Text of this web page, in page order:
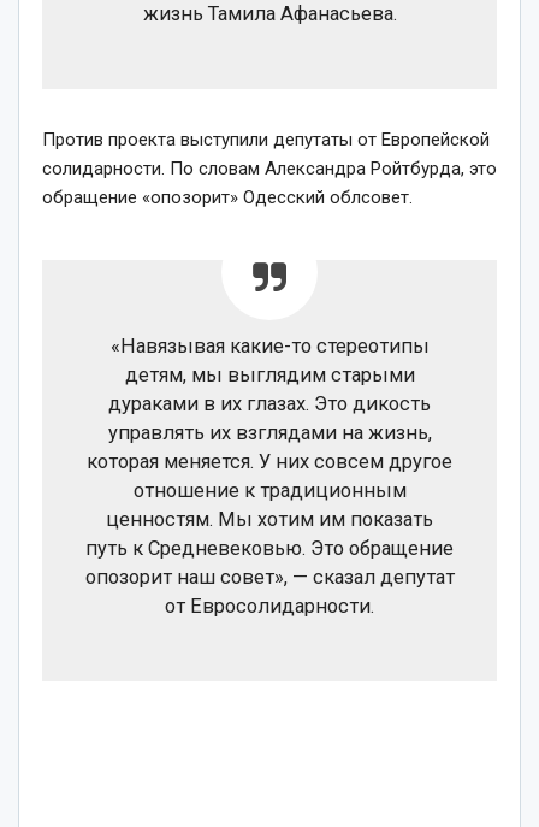
жизнь Тамила Афанасьева.
Против проекта выступили депутаты от Европейской
солидарности. По словам Александра Ройтбурда, это
обращение «опозорит» Одесский облсовет.
«Навязывая какие-то стереотипы
детям, мы выглядим старыми
дураками в их глазах. Это дикость
управлять их взглядами на жизнь,
которая меняется. У них совсем другое
отношение к традиционным
ценностям. Мы хотим им показать
путь к Средневековью. Это обращение
опозорит наш совет», — сказал депутат
от Евросолидарности.